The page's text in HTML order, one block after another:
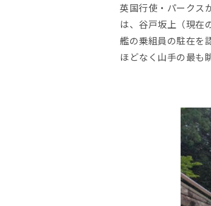
英国行使・パークス
は、谷戸坂上（現在
艦の乗組員の駐在を
ほどなく山手の最も